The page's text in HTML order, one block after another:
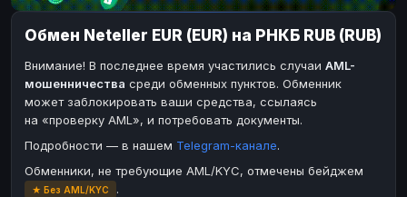
Bitcoin Cash BCH
BinanceCoin BEP20
Ether Classic ETC
Ripple XRP
Bitcoin Cash BCH
BinanceCoin BEP20
Ether Classic
Solana
Ripple
ЭЛЕКТРОННЫЕ ДЕНЬГИ
Paxum
Обмен Neteller EUR (EUR) на РНКБ RUB (RUB)
Внимание! В последнее время участились случаи AML-
мошенничества среди обменных пунктов. Обменник
может заблокировать ваши средства, ссылаясь
на «проверку AML», и потребовать документы.
Подробности — в нашем Telegram-канале.
Обменники, не требующие AML/KYC, отмечены бейджем
★ Без AML/KYC
.